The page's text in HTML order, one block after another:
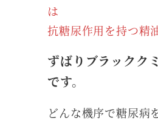
は
抗糖尿作用を持つ精
ずばりブラックク
です。
どんな機序で糖尿病